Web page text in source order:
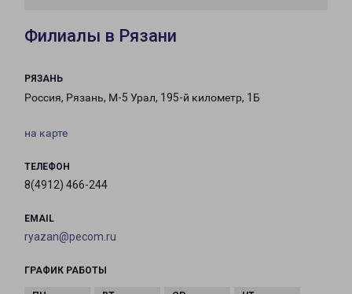
Филиалы в Рязани
РЯЗАНЬ
Россия, Рязань, М-5 Урал, 195-й километр, 1Б
на карте
ТЕЛЕФОН
8(4912) 466-244
EMAIL
ryazan@pecom.ru
ГРАФИК РАБОТЫ